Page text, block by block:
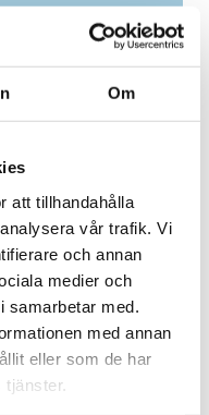
Om
att tillhandahålla
vår trafik. Vi
och annan
medier och
med.
med annan
eller som de har
Wallenbergs
"best practice" av